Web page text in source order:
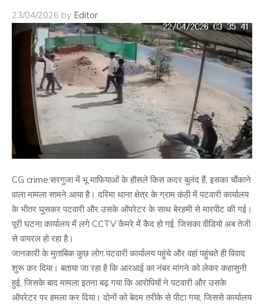
23/04/2026 by Editor
CG crime:सरगुजा में भू माफियाओं के हौसले किस कदर बुलंद हैं, इसका चौंकाने
वाला मामला सामने आया है। दरिमा थाना क्षेत्र के ग्राम कंठी में पटवारी कार्यालय
के भीतर घुसकर पटवारी और उसके ऑपरेटर के साथ बेरहमी से मारपीट की गई।
पूरी घटना कार्यालय में लगे CCTV कैमरे में कैद हो गई, जिसका वीडियो अब तेजी
से वायरल हो रहा है।
जानकारी के मुताबिक कुछ लोग पटवारी कार्यालय पहुंचे और वहां पहुंचते ही विवाद
शुरू कर दिया। बताया जा रहा है कि आरआई का नंबर मांगने को लेकर कहासुनी
हुई, जिसके बाद मामला इतना बढ़ गया कि आरोपियों ने पटवारी और उसके
ऑपरेटर पर हमला कर दिया। दोनों को बेदम तरीके से पीटा गया, जिससे कार्यालय